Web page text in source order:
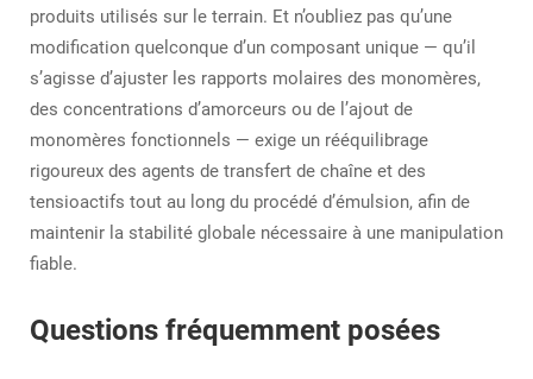
produits utilisés sur le terrain. Et n’oubliez pas qu’une
modification quelconque d’un composant unique — qu’il
s’agisse d’ajuster les rapports molaires des monomères,
des concentrations d’amorceurs ou de l’ajout de
monomères fonctionnels — exige un rééquilibrage
rigoureux des agents de transfert de chaîne et des
tensioactifs tout au long du procédé d’émulsion, afin de
maintenir la stabilité globale nécessaire à une manipulation
fiable.
Questions fréquemment posées